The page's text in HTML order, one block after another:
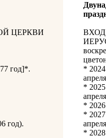
ЦЕРКВИ
год]*.
год).
*
*
*
*
*